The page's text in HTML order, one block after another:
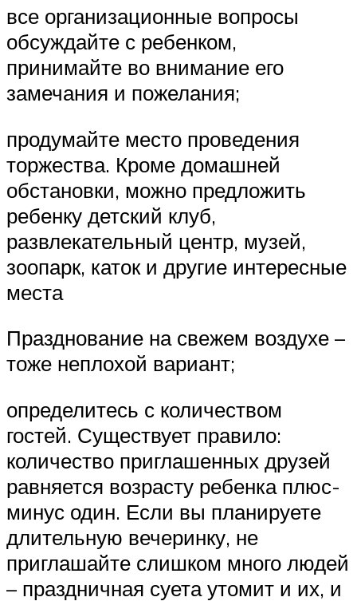
все организационные вопросы
обсуждайте с ребенком,
принимайте во внимание его
замечания и пожелания;
продумайте место проведения
торжества. Кроме домашней
обстановки, можно предложить
ребенку детский клуб,
развлекательный центр, музей,
зоопарк, каток и другие интересные
места
Празднование на свежем воздухе –
тоже неплохой вариант;
определитесь с количеством
гостей. Существует правило:
количество приглашенных друзей
равняется возрасту ребенка плюс-
минус один. Если вы планируете
длительную вечеринку, не
приглашайте слишком много людей
– праздничная суета утомит и их, и